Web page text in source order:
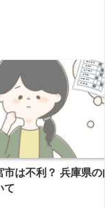
市は不利？ 兵庫県の
て